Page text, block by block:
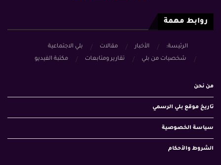
روابط مهمة
الرئيسة: الأخبار مقالات
بلي الاجتماعية
شخصيات من بلي
تقارير ومتابعات مكتبة الفيديو
من نحن
تاريخ موقع بلي الرسمي
سياسة الخصوصية
الشروط والأحكام